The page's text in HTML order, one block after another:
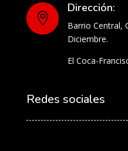

Dirección:
Barrio Central,
Diciembre.
El Coca-
Redes sociales